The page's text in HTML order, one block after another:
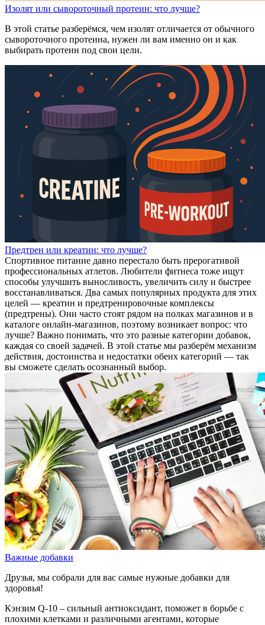
Изолят или сывороточный протеин: что лучше?
В этой статье разберёмся, чем изолят отличается от обычного
сывороточного протеина, нужен ли вам именно он и как
выбирать протеин под свои цели.
Предтрен или креатин: что лучше?
Спортивное питание давно перестало быть прерогативой
профессиональных атлетов. Любители фитнеса тоже ищут
способы улучшить выносливость, увеличить силу и быстрее
восстанавливаться. Два самых популярных продукта для этих
целей — креатин и предтренировочные комплексы
(предтрены). Они часто стоят рядом на полках магазинов и в
каталоге онлайн‑магазинов, поэтому возникает вопрос: что
лучше? Важно понимать, что это разные категории добавок,
каждая со своей задачей. В этой статье мы разберём механизм
действия, достоинства и недостатки обеих категорий — так
вы сможете сделать осознанный выбор.
Важные добавки
Друзья, мы собрали для вас самые нужные добавки для
здоровья!
Кэнзим Q-10 – сильный антиоксидант, поможет в борьбе с
плохими клетками и различными агентами, которые